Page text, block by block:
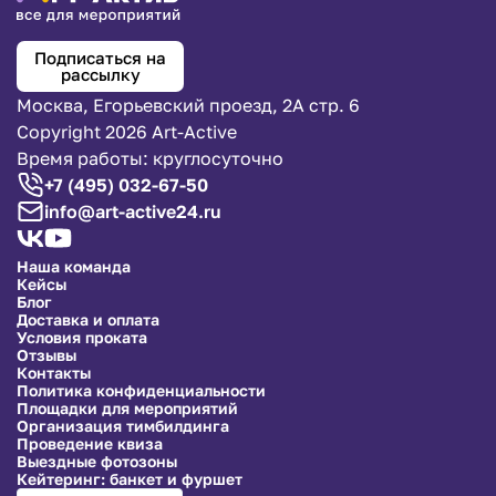
Подписаться на
рассылку
Москва, Егорьевский проезд, 2А стр. 6
Copyright 2026 Art-Active
Время работы: круглосуточно
+7 (495) 032-67-50
info@art-active24.ru
Наша команда
Кейсы
Блог
Доставка и оплата
Условия проката
Отзывы
Контакты
Политика конфиденциальности
Площадки для мероприятий
Организация тимбилдинга
Проведение квиза
Выездные фотозоны
Кейтеринг: банкет и фуршет